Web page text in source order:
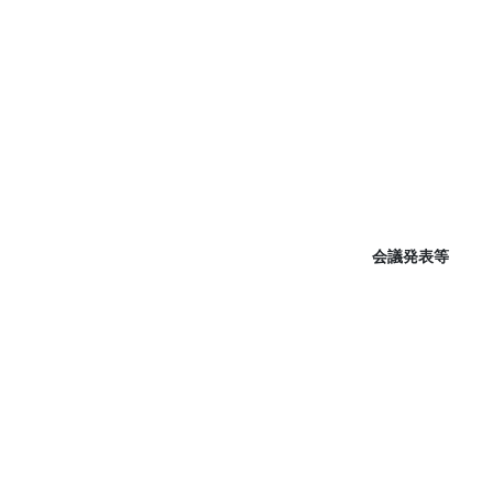
会議発表等